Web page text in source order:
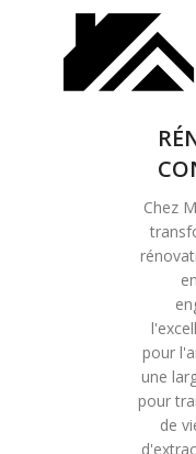
Chez
pour
une
pour
de